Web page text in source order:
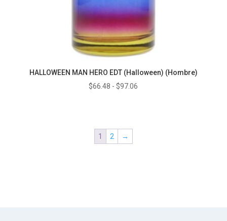
HALLOWEEN MAN HERO EDT (Halloween) (Hombre)
$66.48 - $97.06
1 2 →